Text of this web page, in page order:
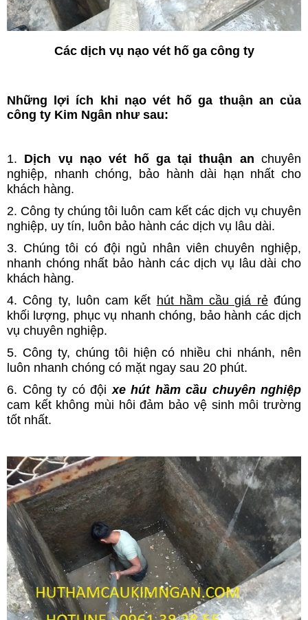
Các dịch vụ nạo vét hố ga công ty
Những lợi ích khi nạo vét hố ga thuận an của
công ty Kim Ngân như sau:
1. Dịch vụ nạo vét hố ga tại thuận anchuyên
nghiệp, nhanh chóng, bảo hành dài hạn nhất cho
khách hàng.
2. Công ty chúng tôi luôn cam kết các dịch vụ chuyên
nghiệp, uy tín, luôn bảo hành các dịch vụ lâu dài.
3. Chúng tôi có đội ngủ nhân viên chuyên nghiệp,
nhanh chóng nhất bảo hành các dịch vụ lâu dài cho
khách hàng.
4. Công ty, luôn cam kết hút hầm cầu giá rẻđúng
khối lượng, phục vụ nhanh chóng, bảo hành các dịch
vụ chuyên nghiệp.
5. Công ty, chúng tôi hiện có nhiều chi nhánh, nên
luôn nhanh chóng có mặt ngay sau 20 phút.
6. Công ty có độixe hút hầm cầu chuyên nghiệp
cam kết không mùi hôi đảm bảo vệ sinh môi trường
tốt nhất.